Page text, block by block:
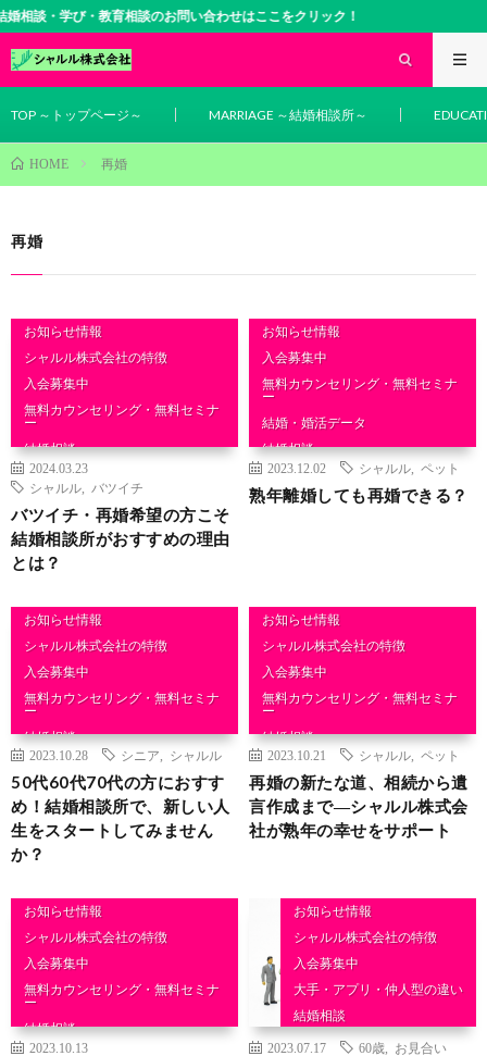
び・教育相談のお問い合わせはここをクリック！
TOP ～トップページ～ MARRIAGE ～結婚相談所～
HOME 再婚
再婚
お知らせ情報
シャルル株式会社の特徴
入会募集中
無料カウンセリング・無料セミナ
ー
結婚相談
2024.03.23
シャルル
バツイチ
バツイチ・再婚希望の方こそ
結婚相談所がおすすめの理由
とは？
お知らせ情報
入会募集中
無料カウンセリング・無料セミナ
ー
結婚・婚活データ
結婚相談
2023.12.02 シャルル ペット
熟年離婚しても再婚できる？
お知らせ情報
シャルル株式会社の特徴
入会募集中
無料カウンセリング・無料セミナ
ー
結婚相談
2023.10.28 シニア シャルル
50代60代70代の方におすす
め！結婚相談所で、新しい人
生をスタートしてみません
か？
お知らせ情報
シャルル株式会社の特徴
入会募集中
無料カウンセリング・無料セミナ
ー
結婚相談
2023.10.21 シャルル ペット
再婚の新たな道、相続から遺
言作成まで―シャルル株式会
社が熟年の幸せをサポート
お知らせ情報
シャルル株式会社の特徴
入会募集中
無料カウンセリング・無料セミナ
ー
結婚相談
2023.10.13
お知らせ情報
シャルル株式会社の特徴
入会募集中
大手・アプリ・仲人型の違い
結婚相談
2023.07.17 60歳 お見合い